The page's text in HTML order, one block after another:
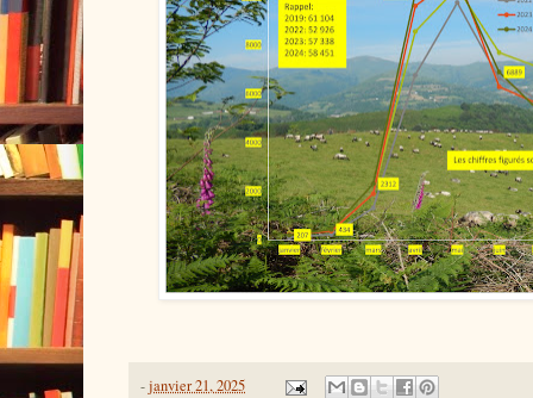
-janvier 21, 2025